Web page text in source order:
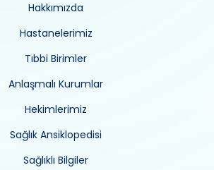
Hakkımızda
Hastanelerimiz
Tıbbi Birimler
Anlaşmalı Kurumlar
Hekimlerimiz
Sağlık Ansiklopedisi
Sağlıklı Bilgiler